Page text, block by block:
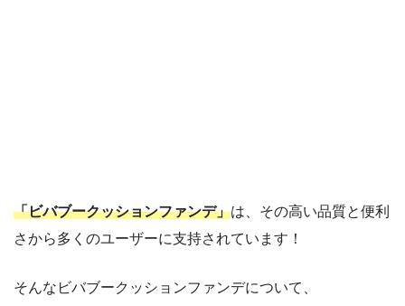
「ビバブークッションファンデ」は、その高い品質と便利
さから多くのユーザーに支持されています！
そんなビバブークッションファンデについて、